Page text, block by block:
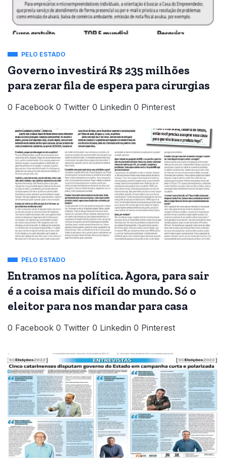
PELO ESTADO
Governo investirá R$ 235 milhões
para zerar fila de espera para cirurgias
0 Facebook 0 Twitter 0 Linkedin 0 Pinterest
PELO ESTADO
Entramos na política. Agora, para sair
é a coisa mais difícil do mundo. Só o
eleitor para nos mandar para casa
0 Facebook 0 Twitter 0 Linkedin 0 Pinterest